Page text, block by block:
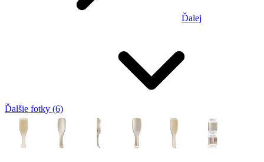
Ďalej
Ďalšie fotky (6)